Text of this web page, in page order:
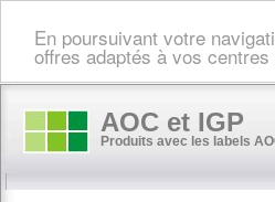
En poursuivant votre
offres adaptés à vos centres
AOC et IGP
Produits avec les labels